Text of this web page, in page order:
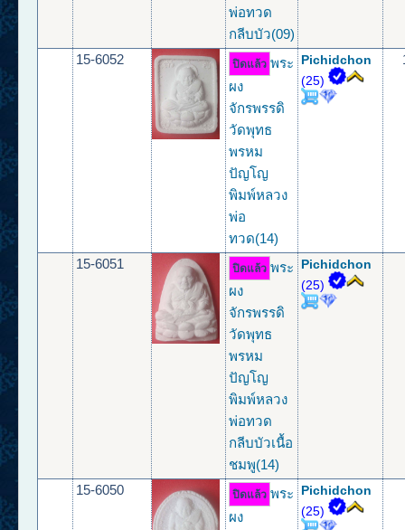
พ่อทวด
กลีบบัว(09)
15-6052 ปิดแล้ว พระ
ผง
จักรพรรดิ
วัดพุทธ
พรหม
ปัญโญ
พิมพ์หลวง
พ่อ
ทวด(14)
Pichidchon
(25)
15-6051 ปิดแล้ว พระ
ผง
จักรพรรดิ
วัดพุทธ
พรหม
ปัญโญ
พิมพ์หลวง
พ่อทวด
กลีบบัวเนื้อ
ชมพู(14)
Pichidchon
(25)
15-6050 ปิดแล้ว พระ
ผง
Pichidchon
(25)